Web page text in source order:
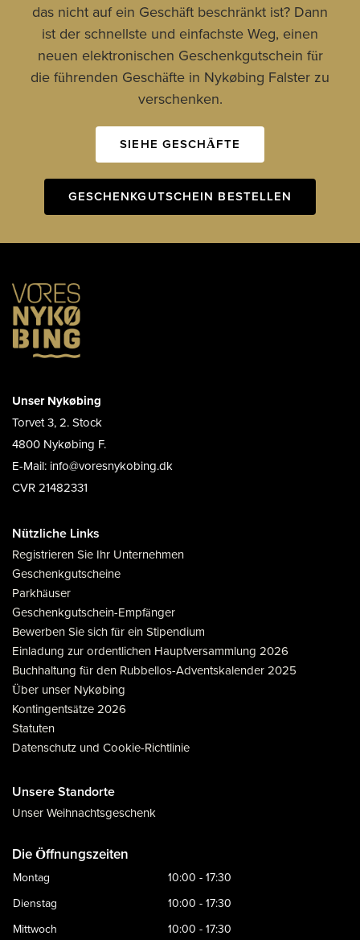
das nicht auf ein Geschäft beschränkt ist? Dann
ist der schnellste und einfachste Weg, einen
neuen elektronischen Geschenkgutschein für
die führenden Geschäfte in Nykøbing Falster zu
verschenken.
SIEHE GESCHÄFTE
GESCHENKGUTSCHEIN BESTELLEN
Unser Nykøbing
Torvet 3, 2. Stock
4800 Nykøbing F.
E-Mail: info@voresnykobing.dk
CVR 21482331
Nützliche Links
Registrieren Sie Ihr Unternehmen
Geschenkgutscheine
Parkhäuser
Geschenkgutschein-Empfänger
Bewerben Sie sich für ein Stipendium
Einladung zur ordentlichen Hauptversammlung 2026
Buchhaltung für den Rubbellos-Adventskalender 2025
Über unser Nykøbing
Kontingentsätze 2026
Statuten
Datenschutz und Cookie-Richtlinie
Unsere Standorte
Unser Weihnachtsgeschenk
Die Öffnungszeiten
Montag
10:00 - 17:30
Dienstag
10:00 - 17:30
Mittwoch
10:00 - 17:30